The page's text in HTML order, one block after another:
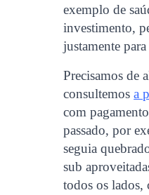
exemplo de
investimento,
justamente
Precisamos de
consultemosa
com
passado, por
seguia
sub
todos os lados,